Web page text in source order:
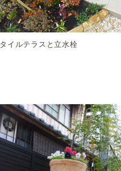
タイルテラスと立水栓